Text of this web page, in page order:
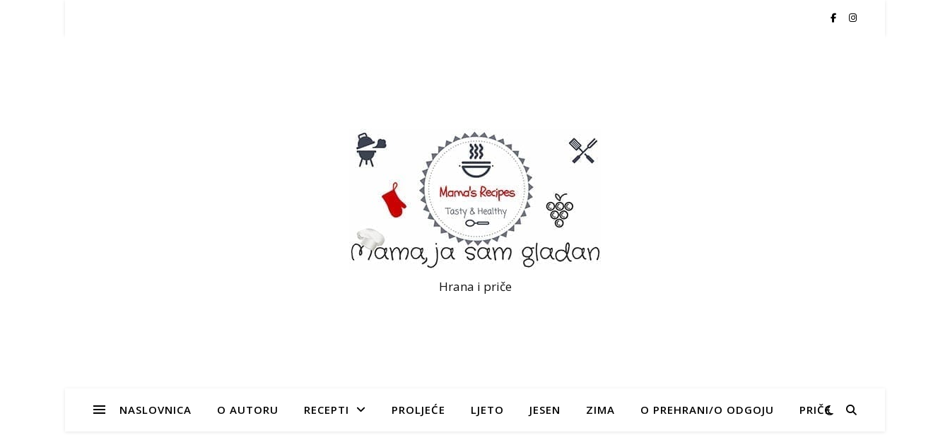
Hrana i priče
NASLOVNICA O AUTORU RECEPTI PROLJEĆE LJETO JESEN ZIMA O PREHRANI/O ODGOJU PRIČE